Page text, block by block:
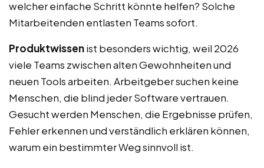
welcher einfache Schritt könnte helfen? Solche
Mitarbeitenden entlasten Teams sofort.
Produktwissenist besonders wichtig, weil 2026
viele Teams zwischen alten Gewohnheiten und
neuen Tools arbeiten. Arbeitgeber suchen keine
Menschen, die blind jeder Software vertrauen.
Gesucht werden Menschen, die Ergebnisse prüfen,
Fehler erkennen und verständlich erklären können,
warum ein bestimmter Weg sinnvoll ist.